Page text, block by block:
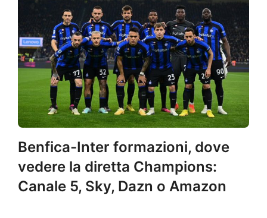
Benfica-Inter formazioni, dove
vedere la diretta Champions:
Canale 5, Sky, Dazn o Amazon